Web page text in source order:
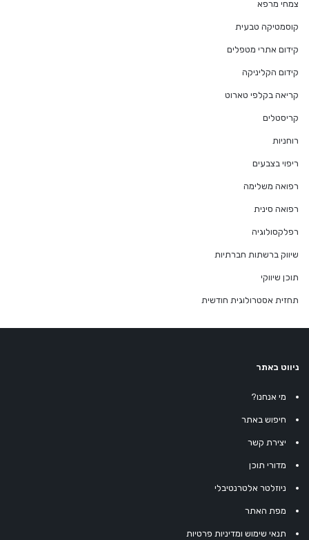
צמחי מרפא
קוסמטיקה טבעית
קידום אתרי מטפלים
קידום הקליניקה
קריאה בקלפי טארוט
קריסטלים
רוחניות
ריפוי בצבעים
רפואה משלימה
רפואה סינית
רפלקסולוגיה
שיווק ברשתות חברתיות
תוכן שיווקי
תחזית אסטרולוגית חודשית
ניווט באתר
מי אנחנו?
חיפוש באתר
יצירת קשר
מדורי תוכן
ניוזלטר אלטרנטיבלי
מפת האתר
תנאי שימוש ומדיניות פרטיות